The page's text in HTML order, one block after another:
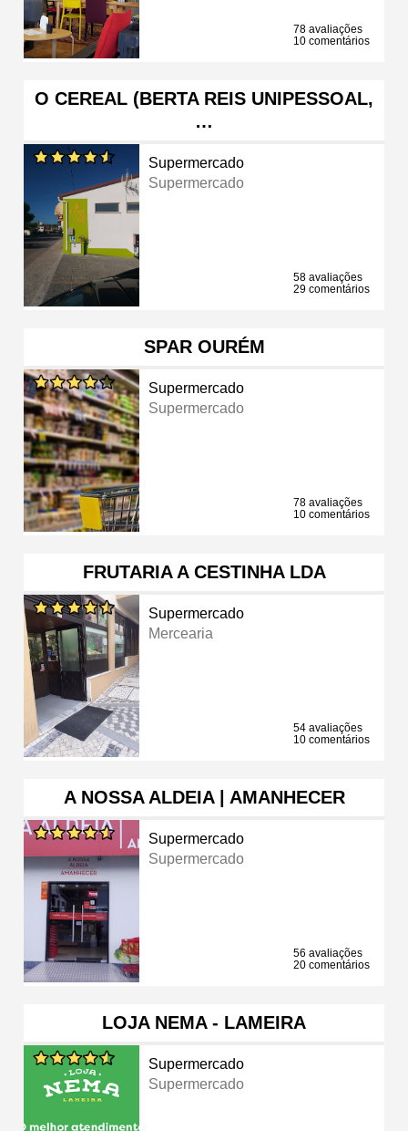
78 avaliações
10 comentários
O CEREAL (BERTA REIS UNIPESSOAL,
…
Supermercado
Supermercado
58 avaliações
29 comentários
SPAR OURÉM
Supermercado
Supermercado
78 avaliações
10 comentários
FRUTARIA A CESTINHA LDA
Supermercado
Mercearia
54 avaliações
10 comentários
A NOSSA ALDEIA | AMANHECER
Supermercado
Supermercado
56 avaliações
20 comentários
LOJA NEMA - LAMEIRA
Supermercado
Supermercado